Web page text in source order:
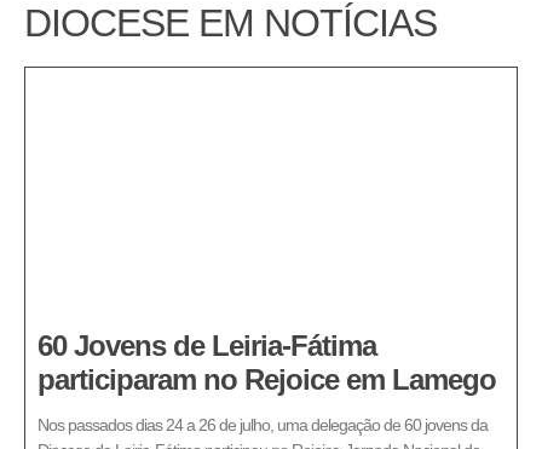
DIOCESE EM NOTÍCIAS
60 Jovens de Leiria-Fátima
participaram no Rejoice em Lamego
Nos passados dias 24 a 26 de julho, uma delegação de 60 jovens da